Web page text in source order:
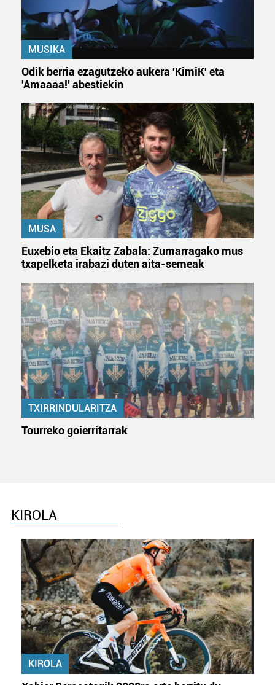
MUSIKA
Odik berria ezagutzeko aukera 'KimiK' eta
'Amaaaa!' abestiekin
MUSA
Euxebio eta Ekaitz Zabala: Zumarragako mus
txapelketa irabazi duten aita-semeak
TXIRRINDULARITZA
Tourreko goierritarrak
KIROLA
KIROLA